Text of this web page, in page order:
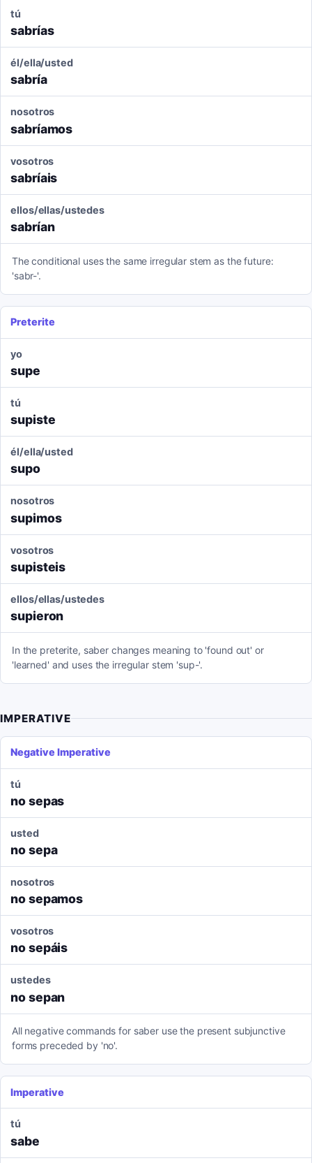
tú
sabrías
él/ella/usted
sabría
nosotros
sabríamos
vosotros
sabríais
ellos/ellas/ustedes
sabrían
The conditional uses the same irregular stem as the future:
'sabr-'.
Preterite
yo
supe
tú
supiste
él/ella/usted
supo
nosotros
supimos
vosotros
supisteis
ellos/ellas/ustedes
supieron
In the preterite, saber changes meaning to 'found out' or
'learned' and uses the irregular stem 'sup-'.
IMPERATIVE
Negative Imperative
tú
no sepas
usted
no sepa
nosotros
no sepamos
vosotros
no sepáis
ustedes
no sepan
All negative commands for saber use the present subjunctive
forms preceded by 'no'.
Imperative
tú
sabe